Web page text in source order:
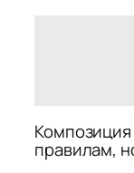
правилам,